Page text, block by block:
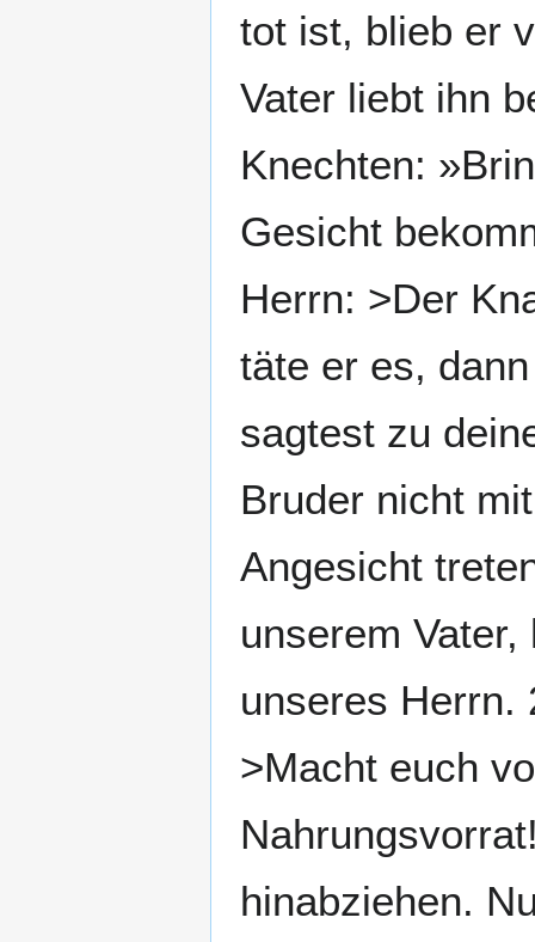
tot ist, blieb er
Vater liebt ihn
Knechten:
Gesicht
Herrn: >Der
täte er es,
sagtest zu
Bruder nicht
Angesicht
unserem
unseres Herrn.
>Macht euch
hinabziehen.